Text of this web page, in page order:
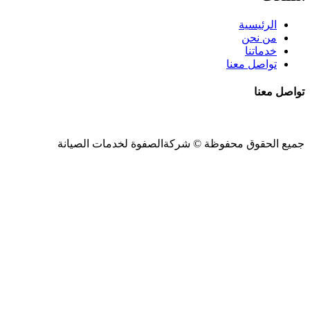
الرئيسية
من نحن
خدماتنا
تواصل معنا
تواصل معنا
جميع الحقوق محفوظة © شركةالصفوة لخدمات الصيانة